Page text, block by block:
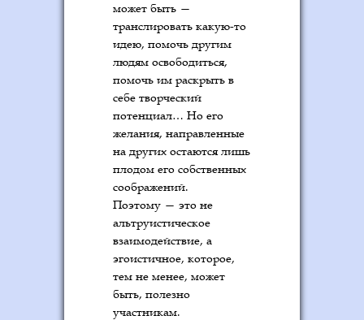
может быть —
транслировать какую-то
идею, помочь другим
людям освободиться,
помочь им раскрыть в
себе творческий
потенциал… Но его
желания, направленные
на других остаются лишь
плодом его собственных
соображений.
Поэтому — это не
альтруистическое
взаимодействие, а
эгоистичное, которое,
тем не менее, может
быть, полезно
участникам.